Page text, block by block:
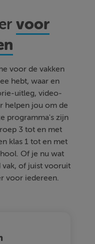
voor
voor de vakken
hebt, waar en
uitleg, video-
helpen jou om de
programma's zijn
3 tot en met
klas 1 tot en met
Of je nu wat
vak, of juist vooruit
voor iedereen.